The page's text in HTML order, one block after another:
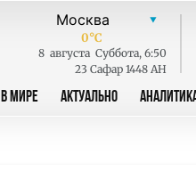
0°C
8 августа Суббота, 6:50
23 Сафар 1448 AH
В МИРЕ АКТУАЛЬНО